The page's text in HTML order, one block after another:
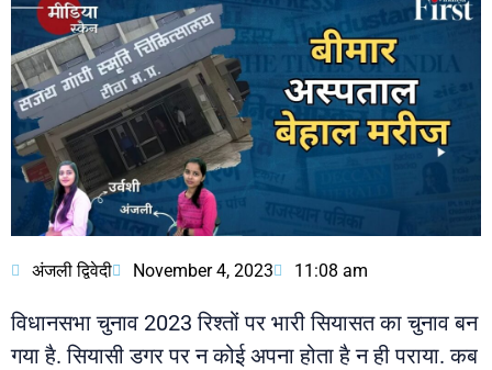
अंजली द्विवेदी November 4, 2023 11:08 am
विधानसभा चुनाव 2023 रिश्तों पर भारी सियासत का चुनाव बन
गया है. सियासी डगर पर न कोई अपना होता है न ही पराया. कब